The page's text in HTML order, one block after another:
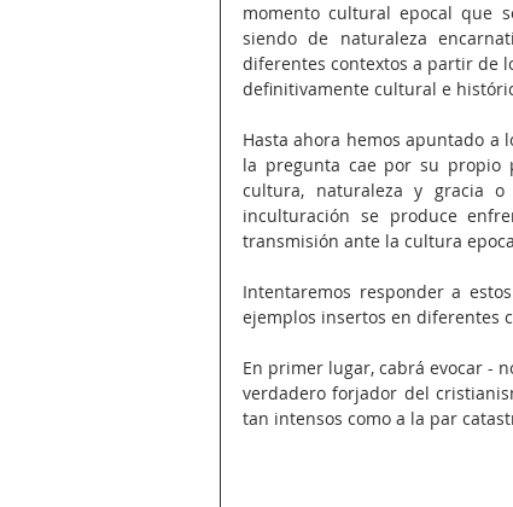
momento cultural epocal que
siendo de naturaleza
diferentes contextos a partir de
definitivamente cultural e
Hasta ahora hemos apuntado a
la pregunta cae por su propio
cultura, naturaleza y gracia
inculturación se produce
transmisión ante la cultura
Intentaremos responder a
ejemplos insertos en diferentes
En primer lugar, cabrá evocar -
verdadero forjador del
tan intensos como a la par